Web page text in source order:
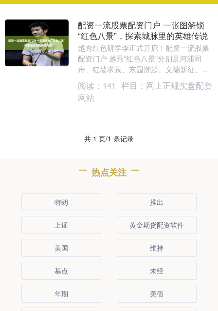
配资一流股票配资门户 一张图解锁
“红色八景”，探索城脉里的英雄传说
越秀红色研学季正式开启！配资一流股票
配资门户 越秀“红色八景”分别是河浦同
舟、红墙求索、东园潮起、文德新征、红
陵旭日、珠水丹心、长堤扬旗、岭南曙
光，包含中共三大....
阅读： 141 栏目： 网上正规实盘配资
网站
共 1 页/1 条记录
热点关注
特朗 推出
上证 黄金期货配资软件
美国 维持
基点 未经
年期 美债